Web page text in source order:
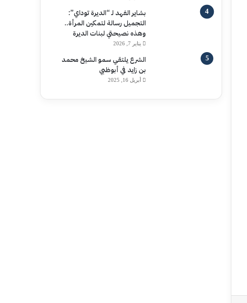
بشاير الفهد لـ “الديرة توداي”:
التجميل رسالة لتمكين المرأة..
وهذه نصيحتي لبنات الديرة
يناير 7, 2026
الشرع يلتقي سمو الشيخ محمد
بن زايد في أبوظبي
أبريل 16, 2025